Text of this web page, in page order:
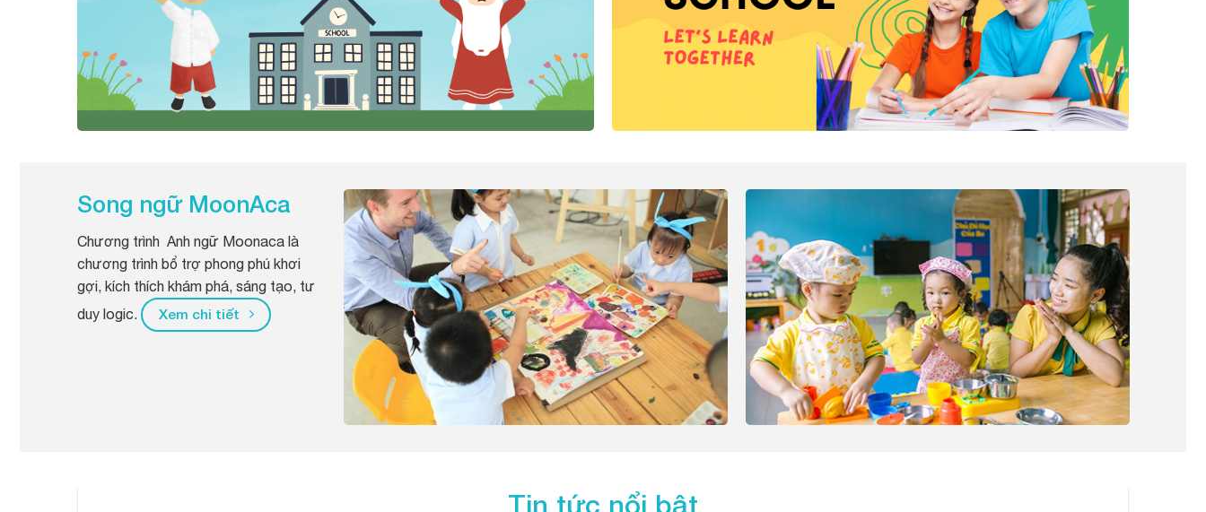
Song ngữ MoonAca
Chương trình Anh ngữ Moonaca là
chương trình bổ trợ phong phú khơi
gợi, kích thích khám phá, sáng tạo, tư
duy logic.
Xem chi tiết
Tin tức nổi bật